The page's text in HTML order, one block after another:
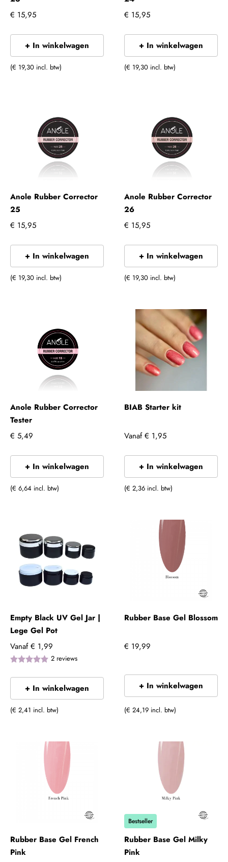
€ 15,95
+ In winkelwagen
(€ 19,30 incl. btw)
€ 15,95
+ In winkelwagen
(€ 19,30 incl. btw)
Anole Rubber Corrector
25
€ 15,95
+ In winkelwagen
(€ 19,30 incl. btw)
Anole Rubber Corrector
26
€ 15,95
+ In winkelwagen
(€ 19,30 incl. btw)
Anole Rubber Corrector
Tester
€ 5,49
+ In winkelwagen
(€ 6,64 incl. btw)
BIAB Starter kit
Vanaf € 1,95
+ In winkelwagen
(€ 2,36 incl. btw)
Empty Black UV Gel Jar |
Lege Gel Pot
Vanaf € 1,99
2 reviews
+ In winkelwagen
(€ 2,41 incl. btw)
Rubber Base Gel Blossom
€ 19,99
+ In winkelwagen
(€ 24,19 incl. btw)
Rubber Base Gel French
Pink
Bestseller
Rubber Base Gel Milky
Pink